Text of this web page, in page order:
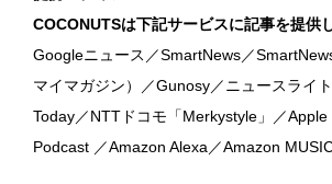
COCONUTSは下記サービスに記事を提供
Googleニュース／SmartNews／
マイマガジン）／Gunosy／ニュースライ
Today／NTTドコモ「Merkystyle」／
Podcast ／Amazon Alexa／Amazon